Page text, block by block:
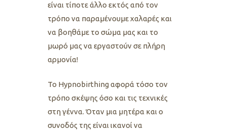
είναι τίποτε άλλο εκτός από τον
τρόπο να παραμένουμε χαλαρές και
να βοηθάμε το σώμα μας και το
μωρό μας να εργαστούν σε πλήρη
αρμονία!
Το Hypnobirthing αφορά τόσο τον
τρόπο σκέψης όσο και τις τεχνικές
στη γέννα. Όταν μια μητέρα και ο
συνοδός της είναι ικανοί να